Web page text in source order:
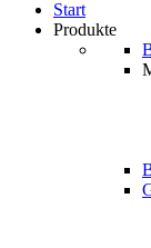
Start
Produkte